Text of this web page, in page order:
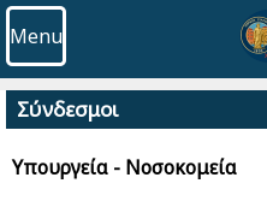
Menu
Σύνδεσμοι
Υπουργεία - Νοσοκομεία